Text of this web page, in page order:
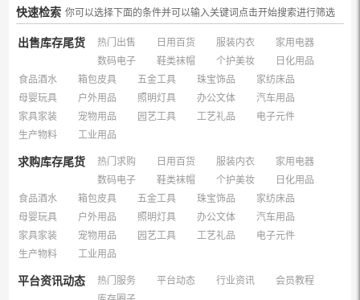
快速检索 你可以选择下面的条件并可以输入关键词点击开始搜索进行筛选
出售库存尾货 热门出售 日用百货 服装内衣
家用电器
数码电子
鞋类袜帽 个护美妆
日化用品
食品酒水
箱包皮具 五金工具 珠宝饰品
家纺床品
母婴玩具
户外用品 照明灯具 办公文体
汽车用品
家具家装
宠物用品 园艺工具 工艺礼品
电子元件
生产物料
工业用品
求购库存尾货 热门求购 日用百货 服装内衣
家用电器
数码电子
鞋类袜帽 个护美妆
日化用品
食品酒水
箱包皮具 五金工具 珠宝饰品
家纺床品
母婴玩具
户外用品 照明灯具 办公文体
汽车用品
家具家装
宠物用品 园艺工具 工艺礼品
电子元件
生产物料
工业用品
平台资讯动态 热门服务 平台动态 行业资讯
会员教程